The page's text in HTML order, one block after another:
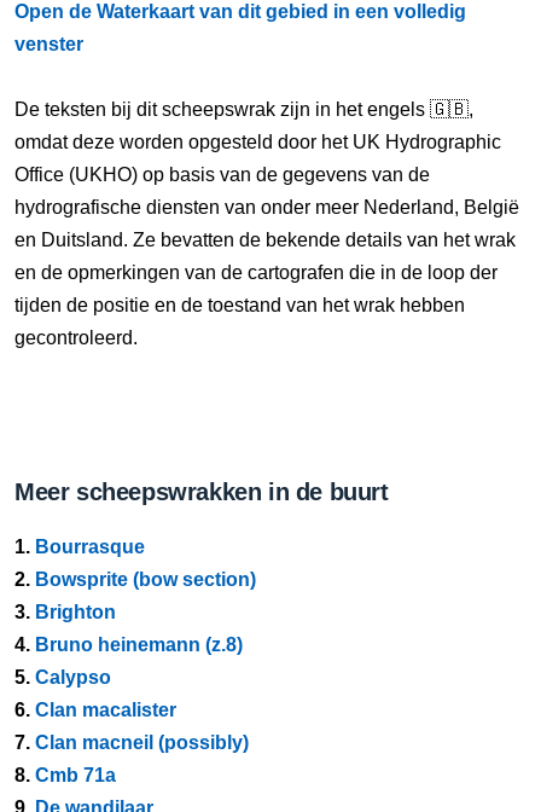
Open de Waterkaart van dit gebied in een volledig
venster
De teksten bij dit scheepswrak zijn in het engels 🇬🇧,
omdat deze worden opgesteld door het UK Hydrographic
Office (UKHO) op basis van de gegevens van de
hydrografische diensten van onder meer Nederland, België
en Duitsland. Ze bevatten de bekende details van het wrak
en de opmerkingen van de cartografen die in de loop der
tijden de positie en de toestand van het wrak hebben
gecontroleerd.
Meer scheepswrakken in de buurt
1. Bourrasque
2. Bowsprite (bow section)
3. Brighton
4. Bruno heinemann (z.8)
5. Calypso
6. Clan macalister
7. Clan macneil (possibly)
8. Cmb 71a
9.
De wandilaar